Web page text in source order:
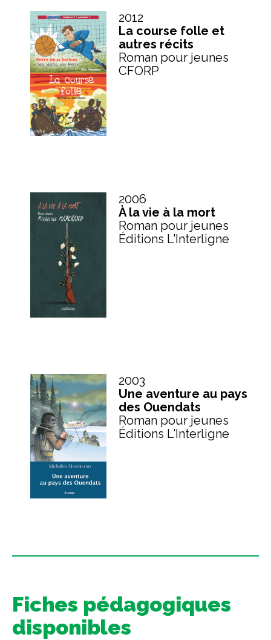
2012
La course folle et
autres récits
Roman pour jeunes
CFORP
2006
À la vie à la mort
Roman pour jeunes
Éditions L'Interligne
2003
Une aventure au pays
des Ouendats
Roman pour jeunes
Éditions L'Interligne
Fiches pédagogiques
disponibles